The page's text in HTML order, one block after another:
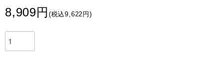
8,909円 (税込9,622円)